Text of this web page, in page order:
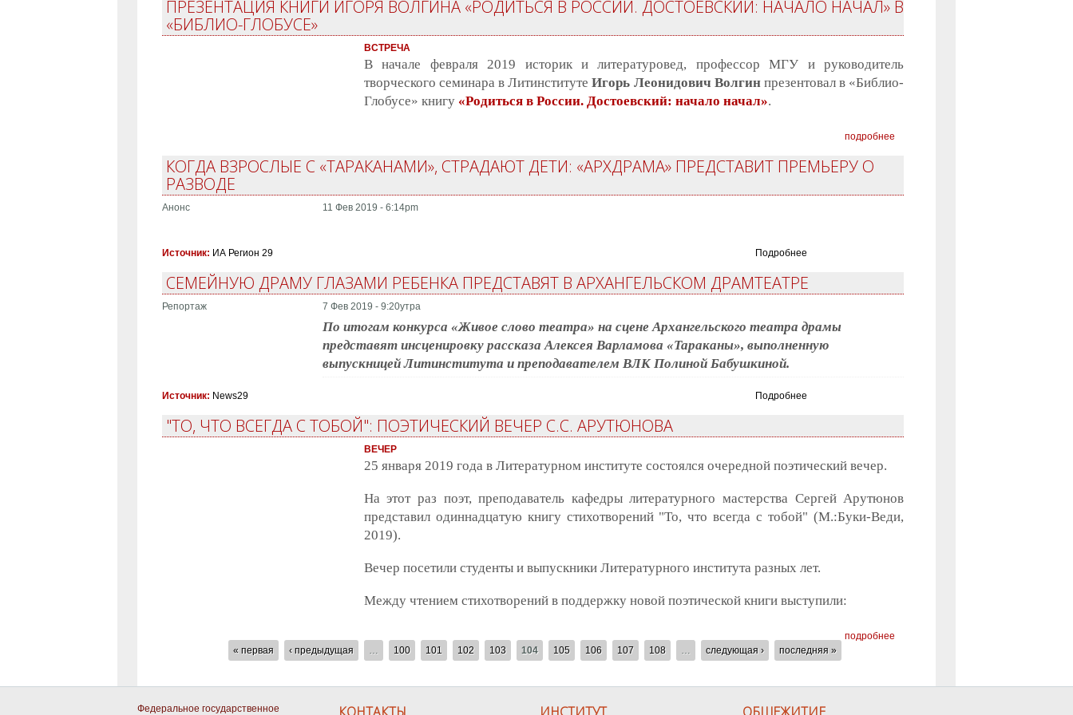
ПРЕЗЕНТАЦИЯ КНИГИ ИГОРЯ ВОЛГИНА «РОДИТЬСЯ В РОССИИ. ДОСТОЕВСКИЙ: НАЧАЛО НАЧАЛ» В
«БИБЛИО-ГЛОБУСЕ»
ВСТРЕЧА
В начале февраля 2019 историк и литературовед, профессор МГУ и руководитель
творческого семинара в ЛитинститутеИгорь Леонидович Волгинпрезентовал в «Библио-
Глобусе» книгу «Родиться в России. Достоевский: начало начал».
подробнее
КОГДА ВЗРОСЛЫЕ С «ТАРАКАНАМИ», СТРАДАЮТ ДЕТИ: «АРХДРАМА» ПРЕДСТАВИТ ПРЕМЬЕРУ О
РАЗВОДЕ
Анонс 11 Фев 2019 - 6:14pm
Источник: ИА Регион 29 Подробнее
СЕМЕЙНУЮ ДРАМУ ГЛАЗАМИ РЕБЕНКА ПРЕДСТАВЯТ В АРХАНГЕЛЬСКОМ ДРАМТЕАТРЕ
Репортаж 7 Фев 2019 - 9:20утра
По итогам конкурса «Живое слово театра» на сцене Архангельского театра драмы
представят инсценировку рассказа Алексея Варламова «Тараканы», выполненную
выпускницей Литинститута и преподавателем ВЛК Полиной Бабушкиной.
Источник: News29 Подробнее
"ТО, ЧТО ВСЕГДА С ТОБОЙ": ПОЭТИЧЕСКИЙ ВЕЧЕР С.С. АРУТЮНОВА
ВЕЧЕР
25 января 2019 года в Литературном институте состоялся очередной поэтический вечер.
На этот раз поэт, преподаватель кафедры литературного мастерства Сергей Арутюнов
представил одиннадцатую книгу стихотворений "То, что всегда с тобой" (М.:Буки-Веди,
2019).
Вечер посетили студенты и выпускники Литературного института разных лет.
Между чтением стихотворений в поддержку новой поэтической книги выступили:
подробнее
СТРАНИЦЫ
« первая ‹ предыдущая 100 101 102 103 104 105 106 107 108 следующая › последняя »
Федеральное государственное